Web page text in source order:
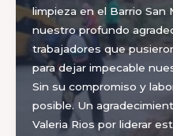
limpieza en el Barrio San
nuestro profundo
trabajadores que
para dejar impecable
Sin su compromiso y
posible. Un
Valeria Rios por liderar